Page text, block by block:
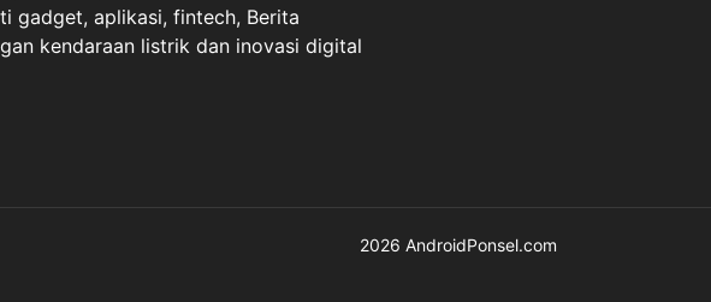
gadget, aplikasi, fintech, Berita
kendaraan listrik dan inovasi digital
2026 AndroidPonsel.com